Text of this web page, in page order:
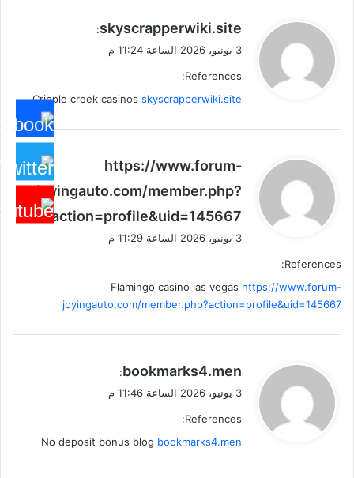
ي
ق
ل
skyscrapperwiki.site
:
3 يونيو، 2026 الساعة 11:24 م
References:
Cripple creek casinos skyscrapperwiki.site
ي
و
ل
https://www.forum-
joyingauto.com/member.php?
action=profile&uid=145667
:
3 يونيو، 2026 الساعة 11:29 م
References:
Flamingo casino las vegas https://www.forum-
joyingauto.com/member.php?action=profile&uid=145667
ي
ق
ل
bookmarks4.men
:
3 يونيو، 2026 الساعة 11:46 م
References:
No deposit bonus blog bookmarks4.men